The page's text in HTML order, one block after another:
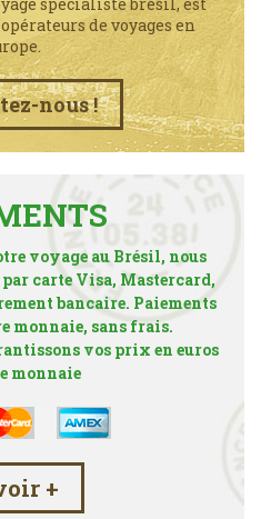
spécialiste brésil, est
de voyages en
nous !
voyage au Brésil, nous
carte Visa, Mastercard,
bancaire. Paiements
monnaie, sans frais.
vos prix en euros
monnaie
+